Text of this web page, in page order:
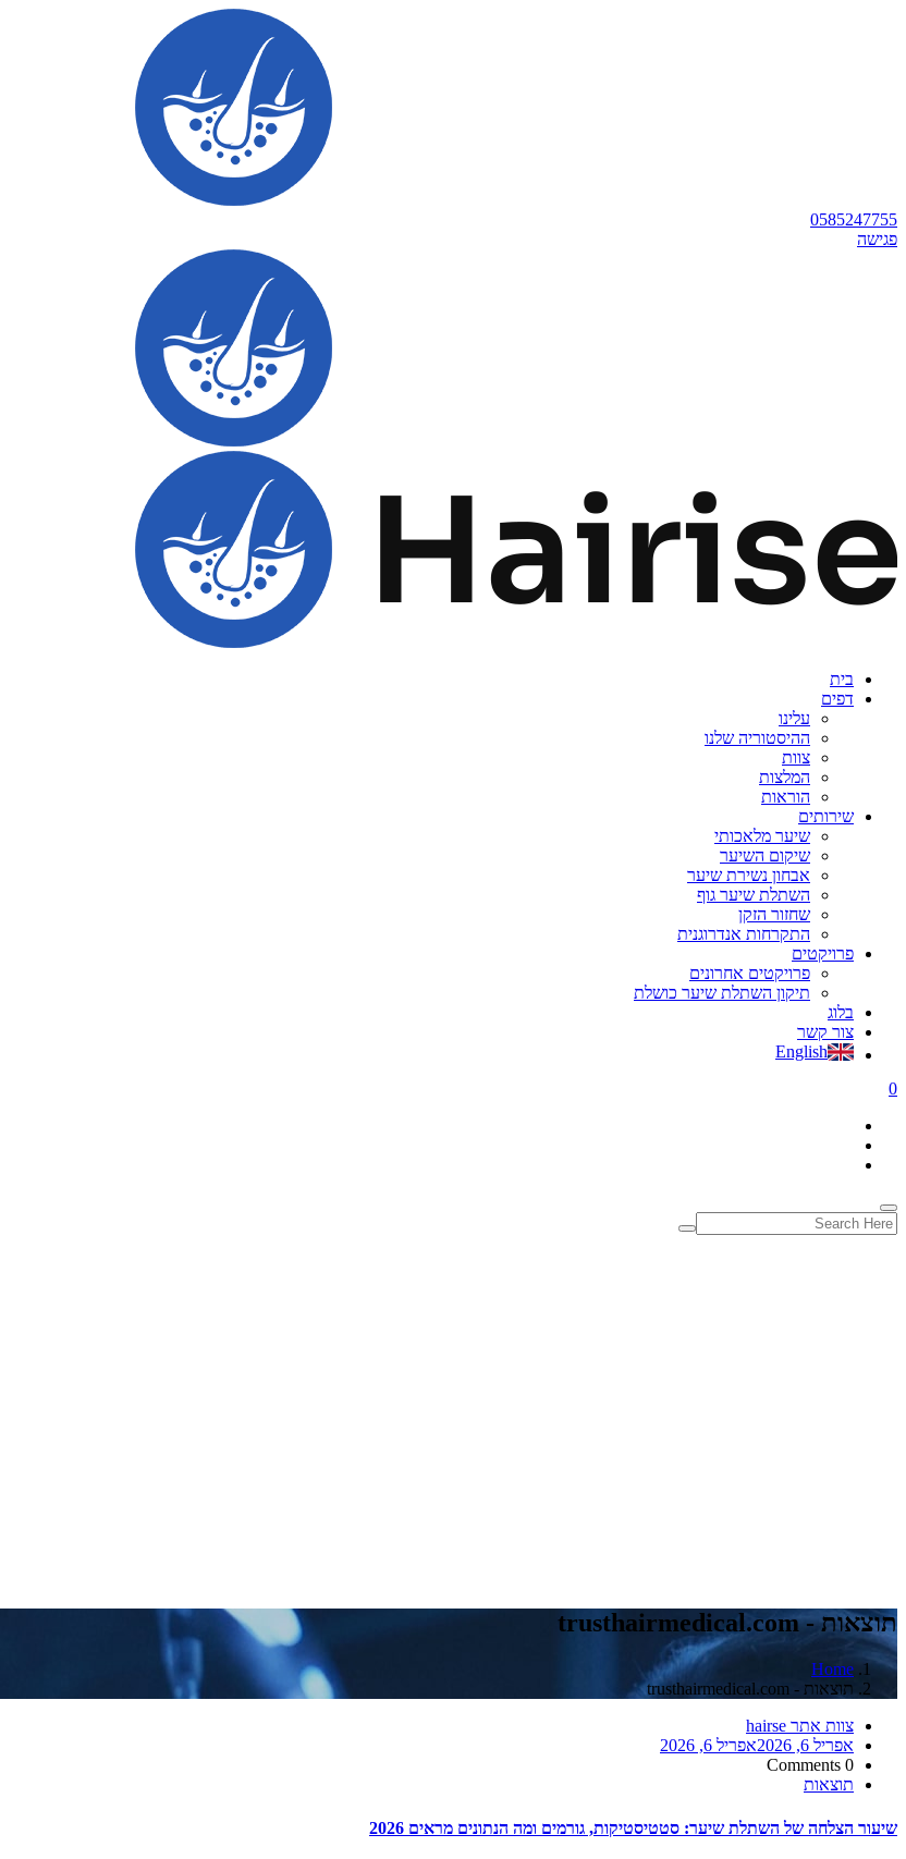
0585247755
פגישה
בית
דפים
עלינו
ההיסטוריה שלנו
צוות
המלצות
הוראות
שירותים
שיער מלאכותי
שיקום השיער
אבחון נשירת שיער
השתלת שיער גוף
שחזור הזקן
התקרחות אנדרוגנית
פרויקטים
פרויקטים אחרונים
תיקון השתלת שיער כושלת
בלוג
צור קשר
English
0
תוצאות - trusthairmedical.com
Home
תוצאות - trusthairmedical.com
צוות אתר hairse
אפריל 6, 2026
אפריל 6, 2026
0 Comments
תוצאות
שיעור הצלחה של השתלת שיער: סטטיסטיקות, גורמים ומה הנתונים מראים 2026